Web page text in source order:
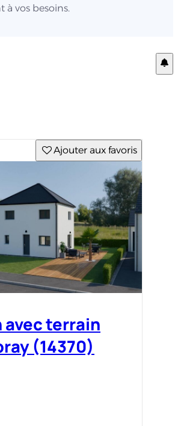
à vos besoins.
Ajouter aux favoris
avec terrain
(14370)